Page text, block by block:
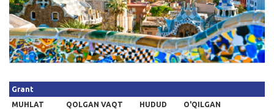
Kirish
Grant
MUHLAT
QOLGAN VAQT
HUDUD
O'QILGAN